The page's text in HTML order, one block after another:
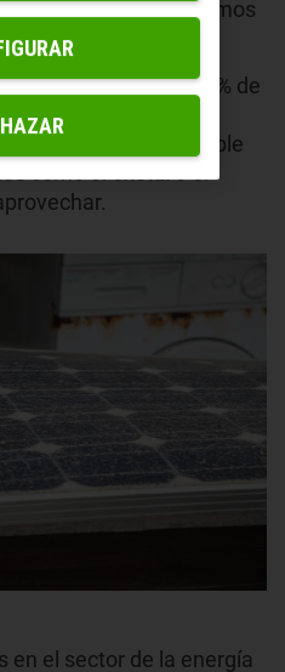
Sin embargo, te damos
con éxito.
es que hasta un 90% de
solar fotovoltaico se
del
, imposible
como el
en el sector de la energía